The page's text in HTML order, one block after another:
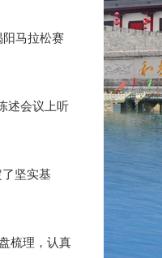
马拉松赛
述会议上听
坚实基
梳理，认真